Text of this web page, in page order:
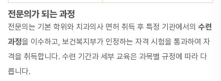
전문의가 되는 과정
전문의는 기본 학위와 치과의사 면허 취득 후 특정 기관에서의 수련
과정을 이수하고, 보건복지부가 인정하는 자격 시험을 통과하여 자
격을 취득합니다. 수련 기간과 세부 교육은 과목별 규정에 따라 다
릅니다.